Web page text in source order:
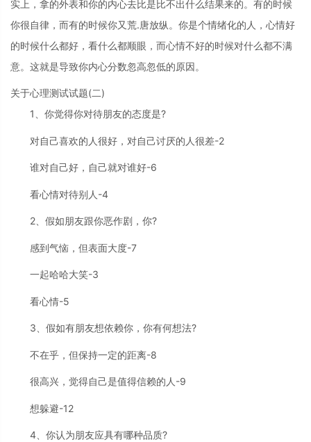
实上，拿的外表和你的内心去比是比不出什么结果来的。有的时候
你很自律，而有的时候你又荒.唐放纵。你是个情绪化的人，心情好
的时候什么都好，看什么都顺眼，而心情不好的时候对什么都不满
意。这就是导致你内心分数忽高忽低的原因。
关于心理测试试题(二)
1、你觉得你对待朋友的态度是?
对自己喜欢的人很好，对自己讨厌的人很差-2
谁对自己好，自己就对谁好-6
看心情对待别人-4
2、假如朋友跟你恶作剧，你?
感到气恼，但表面大度-7
一起哈哈大笑-3
看心情-5
3、假如有朋友想依赖你，你有何想法?
不在乎，但保持一定的距离-8
很高兴，觉得自己是值得信赖的人-9
想躲避-12
4、你认为朋友应具有哪种品质?